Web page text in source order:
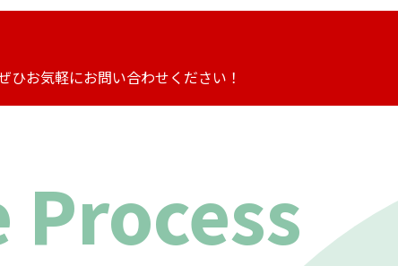
お気軽にお問い合わせください！